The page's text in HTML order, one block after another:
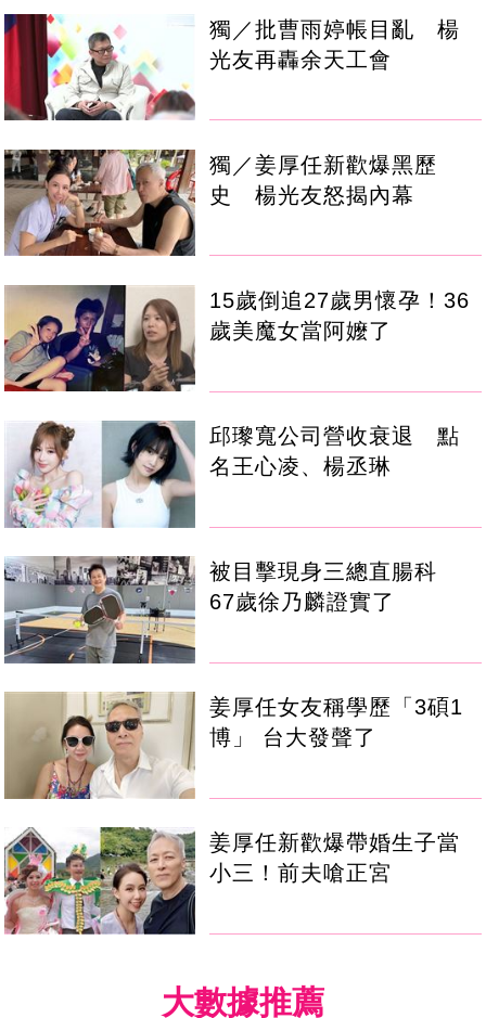
獨／批曹雨婷帳目亂 楊
光友再轟余天工會
獨／姜厚任新歡爆黑歷
史 楊光友怒揭內幕
15歲倒追27歲男懷孕！36
歲美魔女當阿嬤了
邱瓈寬公司營收衰退 點
名王心凌、楊丞琳
被目擊現身三總直腸科
67歲徐乃麟證實了
姜厚任女友稱學歷「3碩1
博」 台大發聲了
姜厚任新歡爆帶婚生子當
小三！前夫嗆正宮
大數據推薦